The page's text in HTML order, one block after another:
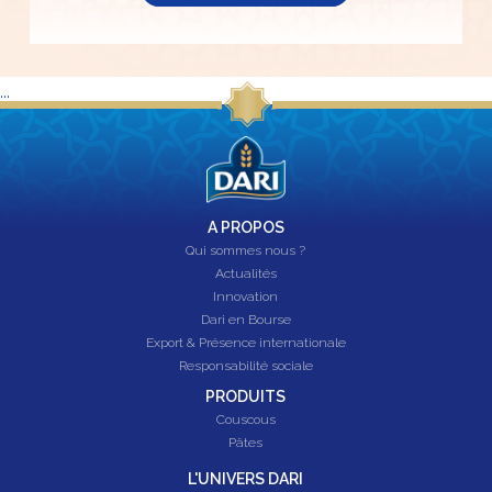
...
A PROPOS
Qui sommes nous ?
Actualités
Innovation
Dari en Bourse
Export & Présence internationale
Responsabilité sociale
PRODUITS
Couscous
Pâtes
L'UNIVERS DARI